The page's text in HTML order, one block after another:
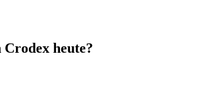
heute?